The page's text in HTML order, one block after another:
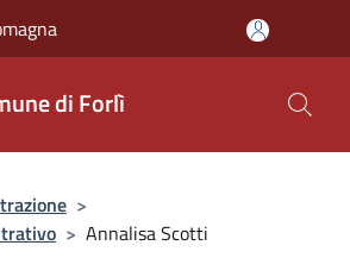
di Forlì
>
> Annalisa Scotti